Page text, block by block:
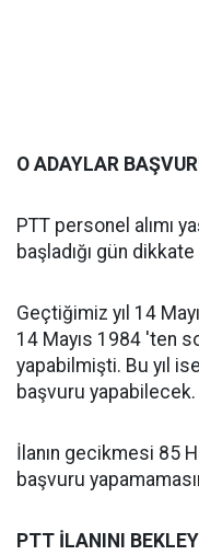
O ADAYLAR
PTT personel alımı
başladığı gün dikkate
Geçtiğimiz yıl 14
14 Mayıs 1984 'ten
yapabilmişti. Bu yıl
başvuru yapabilecek.
İlanın gecikmesi 85
başvuru
PTT İLANINI